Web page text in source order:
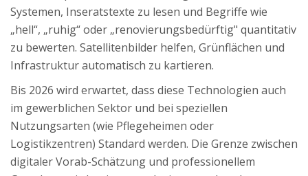
Systemen, Inseratstexte zu lesen und Begriffe wie
„hell“, „ruhig“ oder „renovierungsbedürftig" quantitativ
zu bewerten. Satellitenbilder helfen, Grünflächen und
Infrastruktur automatisch zu kartieren.
Bis 2026 wird erwartet, dass diese Technologien auch
im gewerblichen Sektor und bei speziellen
Nutzungsarten (wie Pflegeheimen oder
Logistikzentren) Standard werden. Die Grenze zwischen
digitaler Vorab-Schätzung und professionellem